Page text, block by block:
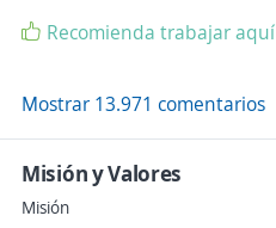
Recomienda trabajar aquí
Mostrar 13.971 comentarios
Misión y Valores
Misión